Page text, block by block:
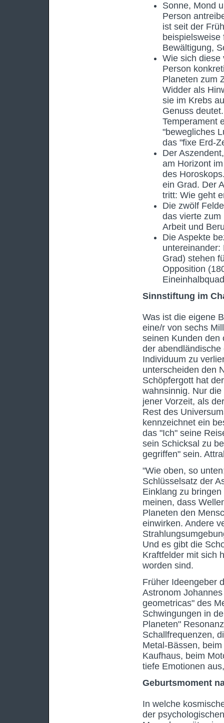
Sonne, Mond
Person
ist seit der
Bewältigung,
Wie sich diese
Person
Planeten zum
Widder als
sie im Krebs
Genuss
Temperament
"bewegliches
das "fixe Erd-
Der
am Horizont
des
ein Grad. Der
tritt: Wie geht
Die zwölf
das vierte zum
Arbeit und
Die Aspekte
untereinander:
Grad) stehen
Opposition
Sinnstiftung im
Was ist die eigene
eine/r von sechs
seinen Kunden den
der
Individuum zu
unterscheiden den
Schöpfergott hat
wahnsinnig. Nur
jener Vorzeit, als
Rest des
kennzeichnet ein
das "Ich" seine
sein Schicksal zu
gegriffen" sein.
"Wie oben, so
Schlüsselsatz der
Einklang zu
meinen, dass
Planeten den
einwirken. Andere
Und es gibt die
Kraftfelder mit sich
worden sind.
Früher Ideengeber
Astronom
geometricas" des
Schwingungen in
Planeten"
Schallfrequenzen,
Metal-Bässen,
Kaufhaus, beim
tiefe Emotionen
Geburtsmoment
In welche
der